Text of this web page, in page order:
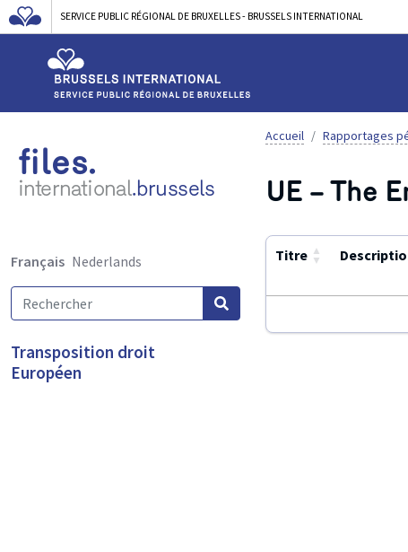
SERVICE PUBLIC RÉGIONAL DE BRUXELLES - BRUSSELS INTERNATIONAL
files.
international.brussels
Français Nederlands
Transposition droit
Européen
Accueil Rapportages
UE – The
Titre ▲
▼